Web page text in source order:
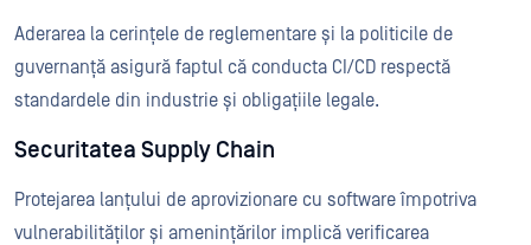
Aderarea la cerințele de reglementare și la politicile de
guvernanță asigură faptul că conducta CI/CD respectă
standardele din industrie și obligațiile legale.
Securitatea Supply Chain
Protejarea lanțului de aprovizionare cu software împotriva
vulnerabilităților și amenințărilor implică verificarea